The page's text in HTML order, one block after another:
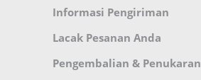
Informasi Pengiriman
Lacak Pesanan Anda
Pengembalian & Penukaran